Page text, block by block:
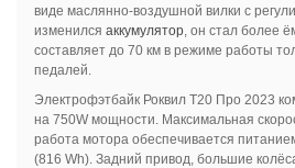
виде маслянно-воздушной вилки с
изменился аккумулятор, он стал более
составляет до 70 км в режиме работы
педалей.
Электрофэтбайк Роквил Т20 Про 2023
на 750W мощности. Максимальная
работа мотора обеспечивается
(816 Wh). Задний привод, большие